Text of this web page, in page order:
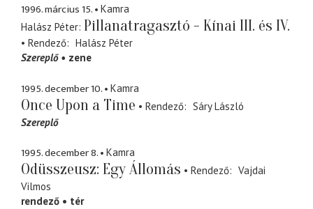
1996. március 15.
Kamra
Halász Péter Pillanatragasztó - Kínai III. és IV.
Rendező
Halász Péter
Szereplő
zene
1995. december 10. Kamra
Once Upon a Time Rendező
Sáry László
Szereplő
1995. december 8. Kamra
Odüsszeusz: Egy Állomás Rendező
Vajdai
Vilmos
rendező
tér